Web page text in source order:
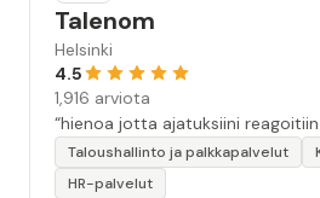
Talenom
Helsinki
4.5
1,916 arviota
“hienoa jotta ajatuksiini
Taloushallinto ja palkkapalvelut
HR-palvelut